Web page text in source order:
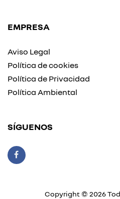
EMPRESA
Aviso Legal
Política de cookies
Política de Privacidad
Política Ambiental
SÍGUENOS
Copyright © 2026